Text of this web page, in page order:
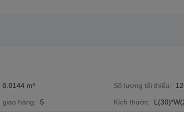
0.0144 m³ Số lượng tối thiểu:
giao hàng: 5 Kích thước: